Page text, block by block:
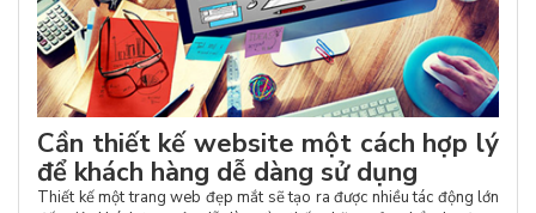
Cần thiết kế website một cách hợp lý
để khách hàng dễ dàng sử dụng
Thiết kế một trang web đẹp mắt sẽ tạo ra được nhiều tác động lớn